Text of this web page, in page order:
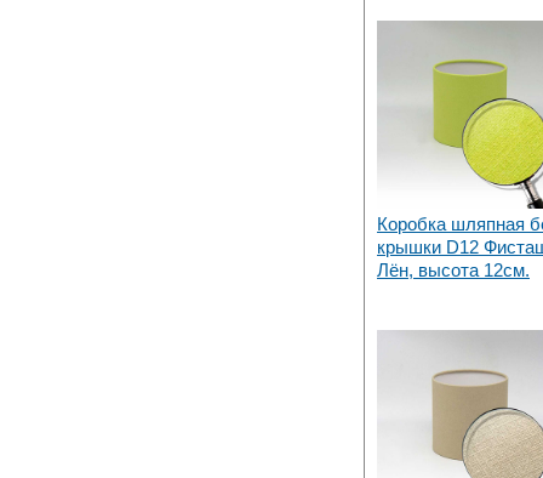
Коробка шляпная
крышки D12
Лён, высота 12см.